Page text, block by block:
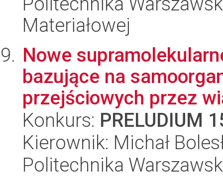
Materiałowej
Nowe
bazujące na
przejściowych przez
Konkurs: PRELUDIUM
Kierownik: Michał
Politechnika